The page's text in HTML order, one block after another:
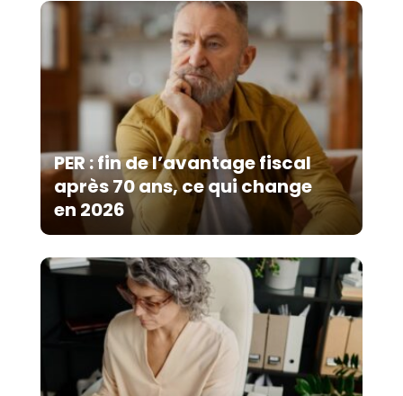
PER : fin de l’avantage fiscal
après 70 ans, ce qui change
en 2026